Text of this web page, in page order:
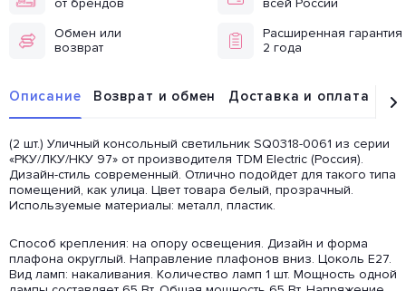
Обмен или
возврат
Расширенная гарантия
2 года
Описание Возврат и обмен Доставка и оплата
(2 шт.) Уличный консольный светильник SQ0318-0061 из серии
«РКУ/ЛКУ/НКУ 97» от производителя TDM Electric (Россия).
Дизайн-стиль современный. Отлично подойдет для такого типа
помещений, как улица. Цвет товара белый, прозрачный.
Используемые материалы: металл, пластик.
Способ крепления: на опору освещения. Дизайн и форма
плафона округлый. Направление плафонов вниз. Цоколь E27.
Вид ламп: накаливания. Количество ламп 1 шт. Мощность одной